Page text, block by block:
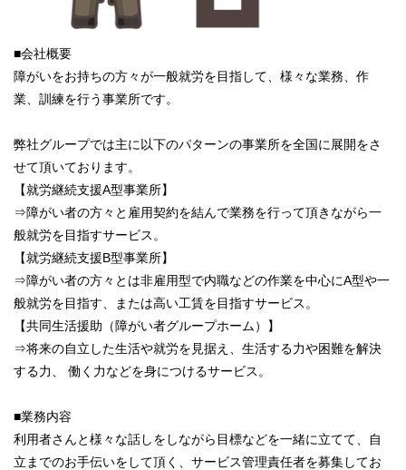
■会社概要
障がいをお持ちの方々が一般就労を目指して、様々な業務、作
業、訓練を行う事業所です。
弊社グループでは主に以下のパターンの事業所を全国に展開をさ
せて頂いております。
【就労継続支援A型事業所】
⇒障がい者の方々と雇用契約を結んで業務を行って頂きながら一
般就労を目指すサービス。
【就労継続支援B型事業所】
⇒障がい者の方々とは非雇用型で内職などの作業を中心にA型や一
般就労を目指す、または高い工賃を目指すサービス。
【共同生活援助（障がい者グループホーム）】
⇒将来の自立した生活や就労を見据え、生活する力や困難を解決
する力、 働く力などを身につけるサービス。
■業務内容
利用者さんと様々な話しをしながら目標などを一緒に立てて、自
立までのお手伝いをして頂く、サービス管理責任者を募集してお